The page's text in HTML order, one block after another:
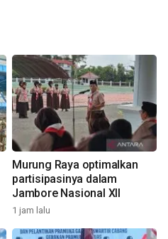
Murung Raya optimalkan
partisipasinya dalam
Jambore Nasional XII
1 jam lalu